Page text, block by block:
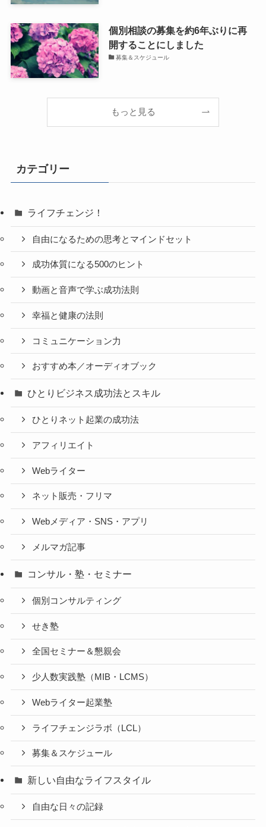
個別相談の募集を約6年ぶりに再
開することにしました
募集＆スケジュール
もっと見る
カテゴリー
ライフチェンジ！
自由になるための思考とマインドセット
成功体質になる500のヒント
動画と音声で学ぶ成功法則
幸福と健康の法則
コミュニケーション力
おすすめ本／オーディオブック
ひとりビジネス成功法とスキル
ひとりネット起業の成功法
アフィリエイト
Webライター
ネット販売・フリマ
Webメディア・SNS・アプリ
メルマガ記事
コンサル・塾・セミナー
個別コンサルティング
せき塾
全国セミナー＆懇親会
少人数実践塾（MIB・LCMS）
Webライター起業塾
ライフチェンジラボ（LCL）
募集＆スケジュール
新しい自由なライフスタイル
自由な日々の記録